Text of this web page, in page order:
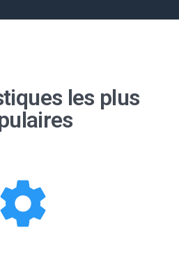
les plus